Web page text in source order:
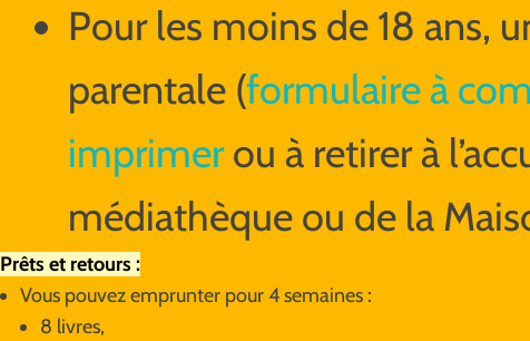
Pour les moins de 18 ans,
parentale (formulaire à
imprimerou à retirer à
médiathèque ou de la
Prêts et retours :
Vous pouvez emprunter pour 4 semaines :
8 livres,